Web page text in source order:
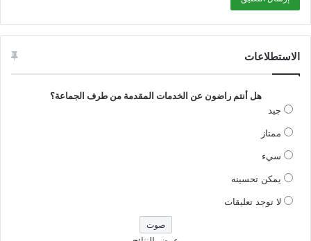
الاستطلاعات
هل أنتم راضون عن الخدمات المقدمة من طرف الجماعة؟
جيد
ممتاز
سيء
يمكن تحسينه
لا توجد تعليقات